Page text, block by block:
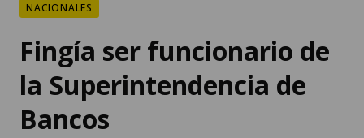
NACIONALES
Fingía ser funcionario de
la Superintendencia de
Bancos